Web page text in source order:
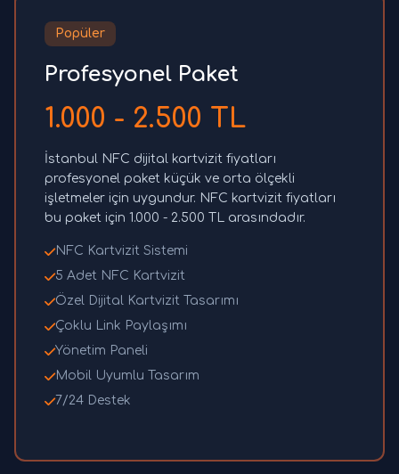
Popüler
Profesyonel Paket
1.000 - 2.500 TL
İstanbul NFC dijital kartvizit fiyatları
profesyonel paket küçük ve orta ölçekli
işletmeler için uygundur. NFC kartvizit fiyatları
bu paket için 1.000 - 2.500 TL arasındadır.
NFC Kartvizit Sistemi
5 Adet NFC Kartvizit
Özel Dijital Kartvizit Tasarımı
Çoklu Link Paylaşımı
Yönetim Paneli
Mobil Uyumlu Tasarım
7/24 Destek